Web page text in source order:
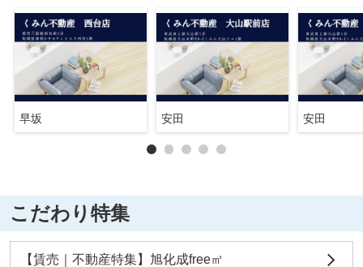
早坂 安田 安田
こだわり特集
【賃売｜不動産特集】旭化成free㎡